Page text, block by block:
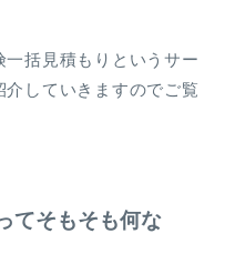
括見積もりというサー
していきますのでご覧
てそもそも何な